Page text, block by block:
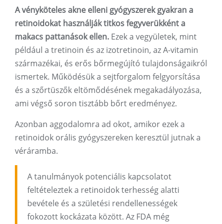
A vényköteles akne elleni gyógyszerek gyakran a
retinoidokat használják titkos fegyverükként a
makacs pattanások ellen. Ezek a vegyületek, mint
például a tretinoin és az izotretinoin, az A-vitamin
származékai, és erős bőrmegújító tulajdonságaikról
ismertek. Működésük a sejtforgalom felgyorsítása
és a szőrtüszők eltömődésének megakadályozása,
ami végső soron tisztább bőrt eredményez.
Azonban aggodalomra ad okot, amikor ezek a
retinoidok orális gyógyszereken keresztül jutnak a
véráramba.
A tanulmányok potenciális kapcsolatot
feltételeztek a retinoidok terhesség alatti
bevétele és a születési rendellenességek
fokozott kockázata között. Az FDA még